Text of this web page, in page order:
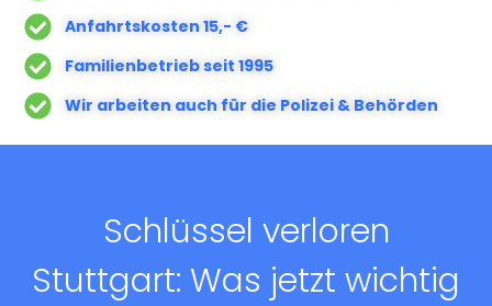
Anfahrtskosten 15,- €
Familienbetrieb seit 1995
Wir arbeiten auch für die Polizei & Behörden
Schlüssel verloren
Stuttgart: Was jetzt wichtig